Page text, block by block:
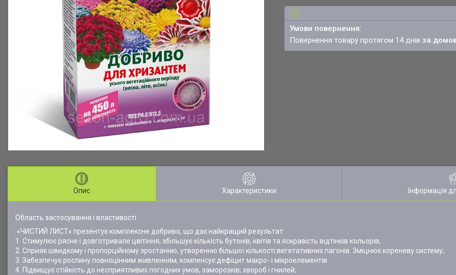
повернення товару протягом 14 днівза
Опис Характеристики Інформація
Область застосування і властивості
«ЧИСТИЙ ЛИСТ» презентує комплексне добриво, що дає найкращий результат:
1. Стимулює рясне і довготривале цвітіння, збільшує кількість бутонів, квітів та яскравість відтінків кольорів;
2. Сприяє швидкому і пропорційному зростанню, утворенню більшої кількості вегетативних пагонів. Зміцнює кореневу систему;
3. Забезпечує рослину повноцінним живленням, компенсує дефіцит макро- і мікроелементів
4. Підвищує стійкість до несприятливих погодних умов, заморозків; хвороб і гнилей;